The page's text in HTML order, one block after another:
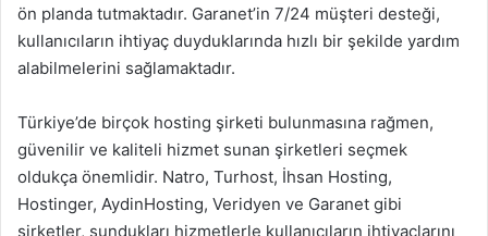
ön planda tutmaktadır. Garanet’in 7/24 müşteri desteği,
kullanıcıların ihtiyaç duyduklarında hızlı bir şekilde yardım
alabilmelerini sağlamaktadır.
Türkiye’de birçok hosting şirketi bulunmasına rağmen,
güvenilir ve kaliteli hizmet sunan şirketleri seçmek
oldukça önemlidir. Natro, Turhost, İhsan Hosting,
Hostinger, AydinHosting, Veridyen ve Garanet gibi
şirketler, sundukları hizmetlerle kullanıcıların ihtiyaçlarını